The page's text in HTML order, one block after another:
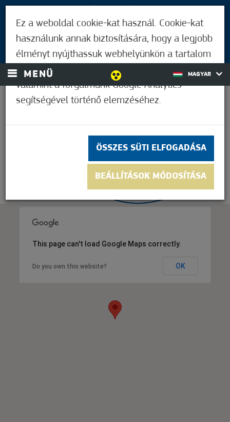
BEJELENTKEZÉS
MENÜ MAGYAR
This page can't load Google Maps correctly.
Do you own this website? OK
Ez a weboldal cookie-kat használ. Cookie-kat
használunk annak biztosítására, hogy a legjobb
élményt nyújthassuk webhelyünkön a tartalom
és a hirdetések személyre szabásához,
valamint a forgalmunk Google Analytics
segítségével történő elemzéséhez.
ÖSSZES SÜTI ELFOGADÁSA
BEÁLLÍTÁSOK MÓDOSÍTÁSA